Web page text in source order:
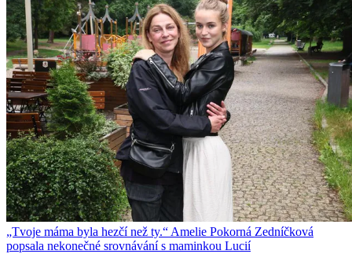
„Tvoje máma byla hezčí než ty.“ Amelie Pokorná Zedníčková
popsala nekonečné srovnávání s maminkou Lucií